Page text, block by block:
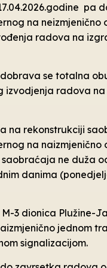
na
radova na
se totalna
izvodjenja radova
na rekonstrukciji
na
ne duža
danima
3 dionica Plužine-
jednom
signalizacijom.